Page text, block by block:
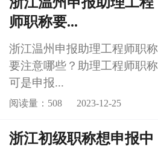
师职称要...
浙江温州申报助理工程师职称
要注意哪些？助理工程师职称
可是申报...
阅读量：508 2023-12-25
浙江初级职称想申报中